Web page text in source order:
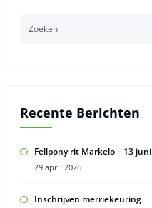
Recente Berichten
Fellpony rit Markelo – 13 juni
29 april 2026
Inschrijven merriekeuring